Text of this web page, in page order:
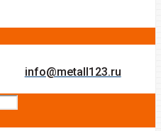
info@metall123.ru